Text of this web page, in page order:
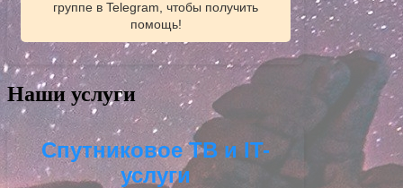
группе в Telegram, чтобы получить
помощь!
Наши услуги
Спутниковое ТВ и IT-
услуги